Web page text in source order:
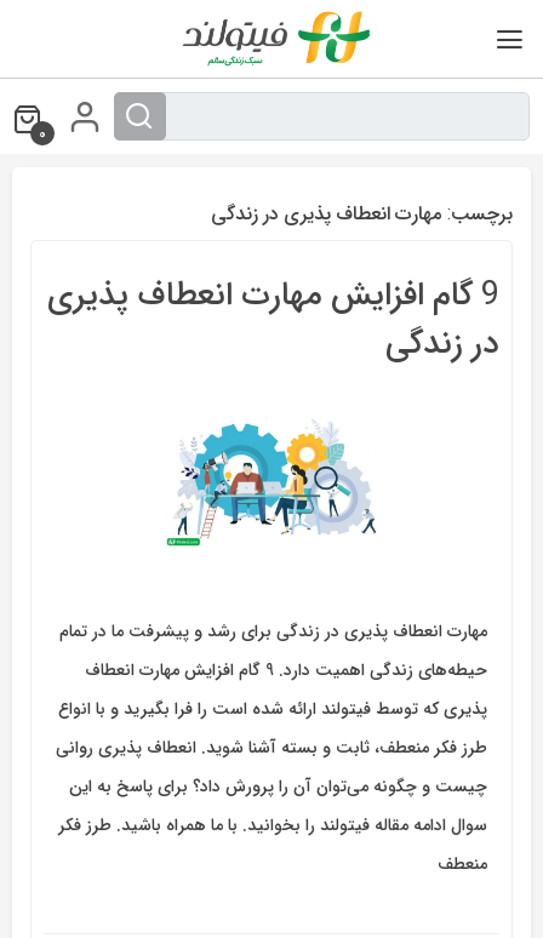
0
برچسب: مهارت انعطاف پذیری در زندگی
9 گام افزایش مهارت انعطاف پذیری
در زندگی
مهارت انعطاف پذیری در زندگی برای رشد و پیشرفت ما در تمام
حیطه‌های زندگی اهمیت دارد. 9 گام افزایش مهارت انعطاف
پذیری که توسط فیتولند ارائه شده است را فرا بگیرید و با انواع
طرز فکر منعطف، ثابت و بسته آشنا شوید. انعطاف پذیری روانی
چیست و چگونه می‌توان آن را پرورش داد؟ برای پاسخ به این
سوال ادامه مقاله فیتولند را بخوانید. با ما همراه باشید. طرز فکر
منعطف